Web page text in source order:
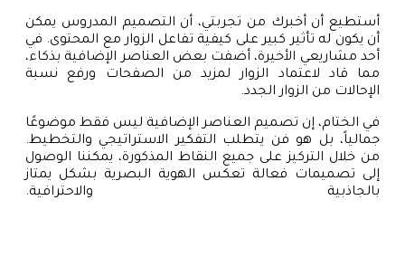
أستطيع أن أخبرك من تجربتي، أن التصميم المدروس يمكن
أن يكون له تأثير كبير على كيفية تفاعل الزوار مع المحتوى. في
أحد مشاريعي الأخيرة، أضفت بعض العناصر الإضافية بذكاء،
مما قاد لاعتماد الزوار لمزيد من الصفحات ورفع نسبة
الإحالات من الزوار الجدد.
في الختام، إن تصميم العناصر الإضافية ليس فقط موضوعًا
جمالياً، بل هو فن يتطلب التفكير الاستراتيجي والتخطيط.
من خلال التركيز على جميع النقاط المذكورة، يمكننا الوصول
إلى تصميمات فعالة تعكس الهوية البصرية بشكل يمتاز
بالجاذبية والاحترافية.